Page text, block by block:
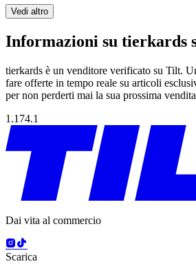
Vedi altro
Informazioni su tierkards
tierkards è un venditore verificato su Tilt.
fare offerte in tempo reale su articoli
per non perderti mai la sua prossima
1.174.1
Dai vita al commercio
Scarica